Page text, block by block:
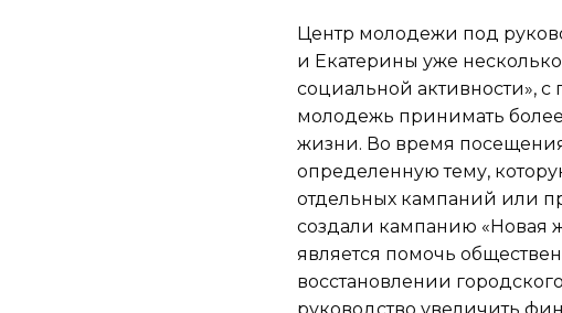
Центр молодежи под
и Екатерины уже
социальной активности»,
молодежь принимать
жизни. Во время
определенную тему,
отдельных кампаний или
создали кампанию «Новая
является помочь
восстановлении